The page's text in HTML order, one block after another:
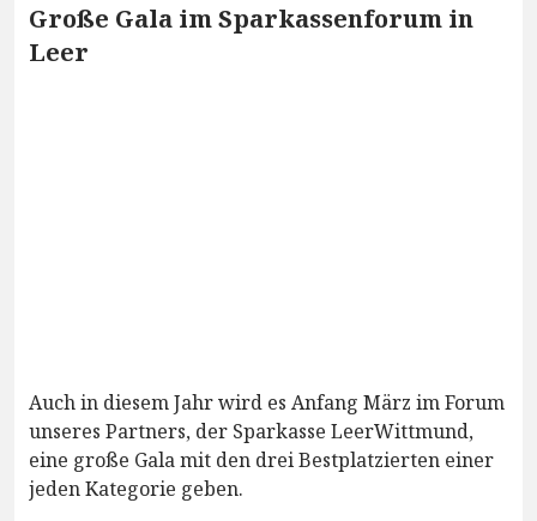
Große Gala im Sparkassenforum in
Leer
Auch in diesem Jahr wird es Anfang März im Forum
unseres Partners, der Sparkasse LeerWittmund,
eine große Gala mit den drei Bestplatzierten einer
jeden Kategorie geben.